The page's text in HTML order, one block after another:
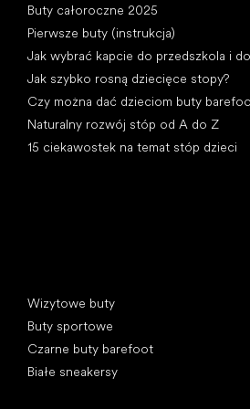
Buty całoroczne 2025
Pierwsze buty (instrukcja)
Jak wybrać kapcie do przedszkola i
Jak szybko rosną dziecięce stopy?
Czy można dać dzieciom buty
Naturalny rozwój stóp od A do Z
15 ciekawostek na temat stóp dzieci
Wizytowe buty
Buty sportowe
Czarne buty barefoot
Białe sneakersy